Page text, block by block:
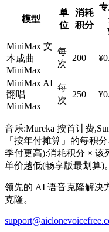
模型
单
位
消耗
积分
MiniMax 文
本成曲
MiniMax
每
次
200
MiniMax AI
翻唱
MiniMax
每
次
250
音乐:Mureka 按首计费
「按年付摊算」的每积
季付更高):消耗积分 × 该
单价越低(畅享版最划算)。
领先的 AI 语音克隆解决
克隆。